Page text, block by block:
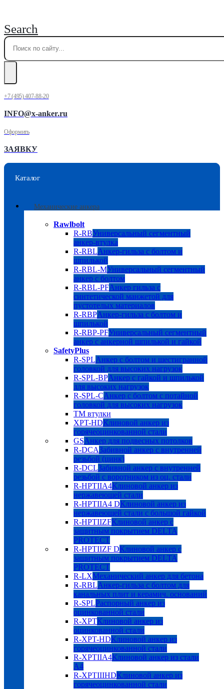
Search
+7 (495) 407-88-20
INFO@x-anker.ru
Оформить
ЗАЯВКУ
Каталог
Механические анкера
Rawlbolt
R-RBУниверсальный сегментный
анкер-втулка
R-RBLАнкер-гильза с болтом и
шпилькой
R-RBL-MУниверсальный сегментный
анкер с болтом
R-RBL-PFАнкер гильза с
синтетической манжетой для
пустотелых материалов
R-RBPАнкер-гильза с болтом и
шпилькой
R-RBP-PFУниверсальный сегментный
анкер с анкерной шпилькой и гайкой
SafetyPlus
R-SPLАнкер с болтом и шестигранной
головкой для высоких нагрузок
R-SPL-BPАнкер с гайкой и шпилькой
для высоких нагрузок
R-SPL-CАнкер с болтом с потайной
головкой для высоких нагрузок
TM втулки
XPT-HDКлиновой анкер из
горячеоцинкованной стали
GSАнкер для подвесных потолков
R-DCAЗабивной анкер с внутренней
резьбой (цинк)
R-DCLЗабивной анкер с внутренней
резьбой с воротником из оц. стали
R-HPTIIA4Клиновой анкер из
нержавеющей стали
R-HPTIIA4 DКлиновой анкер из
нержавеющей стали с большой гайкой
R-HPTIIZFКлиновой анкер с
защитным покрытием DELTA
PROTECT
R-HPTIIZF DКлиновой анкер с
защитным покрытием DELTA
PROTECT
R-LXМеханический анкер для бетона
R-RBLАнкер-гильза с болтом для
канальных плит и керамич. оснований
R-SPLРаспорный анкер из
оцинкованной стали
R-XPTКлиновой анкер из
оцинкованной стали
R-XPT-HDКлиновой анкер из
горячеоцинкованной стали
R-XPTIIA4Клиновой анкер из стали
А4
R-XPTIIIHDКлиновой анкер из
горячеоцинкованной стали